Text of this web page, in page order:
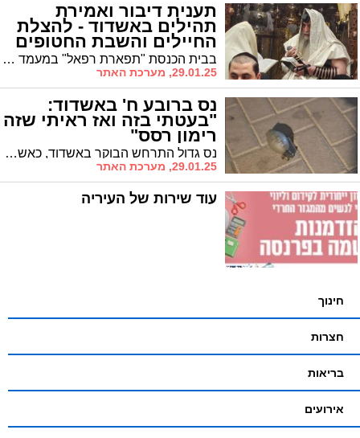
תענית דיבור ואמירת
תהילים באשדוד - להצלת
החיילים והשבת החטופים
בבית הכנסת "תפארת רפאל" במעמד הגר"מ אבוחצירא קראו 3 פעמים את כל ספר התהילים להצלת עם ישראל ובכללם לחיילי צה"ל ולחטופים שישובו במהרה לחיים טובים ולשלום
29.01.25, מערכת האתר
נס ברובע ח' באשדוד:
"בעטתי בזה ואז ראיתי שזה
רימון רסס"
נס גדול התרחש הבוקר באשדוד, כאשר תושב העיר שירד לתפילת שחרית בעט ברימון רסס חי מבלי שידע – ושרד כדי לספר על כך. האירוע התרחש ברחוב הכלנית, כאשר חיים וקארט יצא מביתו בשעה 06:00 לתפילת הבוקר. כל הפרטים
29.01.25, מערכת האתר
עוד שירות של העיריה
חינוך
חצרות
בריאות
אירועים